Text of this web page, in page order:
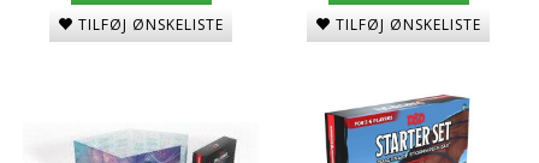
TILFØJ ØNSKELISTE TILFØJ ØNSKELISTE